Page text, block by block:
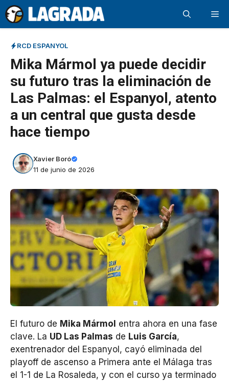
Saltar
al
contenido
RCD ESPANYOL
Mika Mármol ya puede decidir
su futuro tras la eliminación de
Las Palmas: el Espanyol, atento
a un central que gusta desde
hace tiempo
Xavier Boró
11 de junio de 2026
El futuro de Mika Mármol entra ahora en una fase
clave. La UD Las Palmas de Luis García,
exentrenador del Espanyol, cayó eliminada del
playoff de ascenso a Primera ante el Málaga tras
el 1-1 de La Rosaleda, y con el curso ya terminado